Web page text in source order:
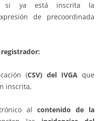
si ya está inscrita la
de precoordinada
(CSV) del IVGAque
inscrita,
al contenido de la